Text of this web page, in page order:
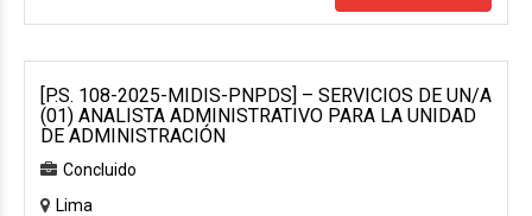
[P.S. 108-2025-MIDIS-PNPDS] – SERVICIOS DE UN/A
(01) ANALISTA ADMINISTRATIVO PARA LA UNIDAD
DE ADMINISTRACIÓN
Concluido
Lima